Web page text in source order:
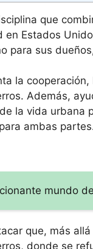
que
en Estados
para sus
la
Además,
la vida urbana
ambas
mundo
que, más
donde se